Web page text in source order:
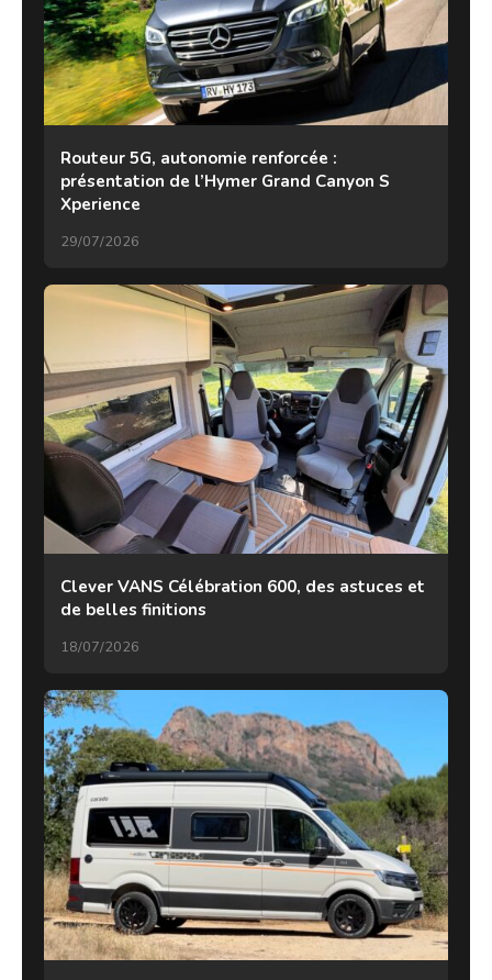
Routeur 5G, autonomie renforcée :
présentation de l’Hymer Grand Canyon S
Xperience
29/07/2026
Clever VANS Célébration 600, des astuces et
de belles finitions
18/07/2026